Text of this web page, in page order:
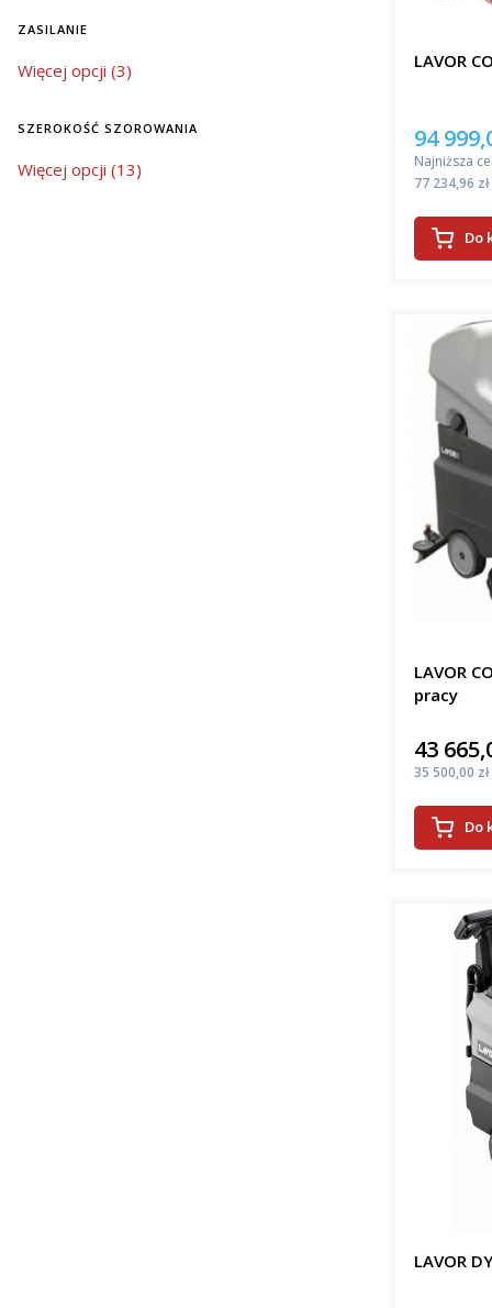
ZASILANIE
zasilanie
Więcej opcji (3)
SZEROKOŚĆ SZOROWANIA
szerokość szorowania
Więcej opcji (13)
Jeśli
znacząco
do
można
LAVOR
Cena
94
Najniższa
Cena
77 234,96 zł
Do
LAVOR
pracy
Cena
43
Cena
35 500,00 zł
Do
LAVOR